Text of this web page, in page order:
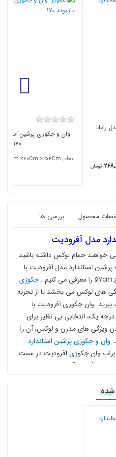
رامانا
تومان
وان و جکوزی پرشین
170
ابعاد: ۱7۰Cm ×70Cm × 54Cm
محصول بررسی ها
مدل آفرودیت
خواهید حمام لوکس داشته باشید
پرشین استاندارد مدل آفرودیت با
جکوزی
های لوکس می بخشد تا از تجربه
وان جکوزی آفرودیت با
یک، انتخابی بی نظیر برای
ویژگی های مدرن و لوکس، آن را
وان و جکوزی پرشین استاندارد
وان جکوزی آفرودیت در سمت